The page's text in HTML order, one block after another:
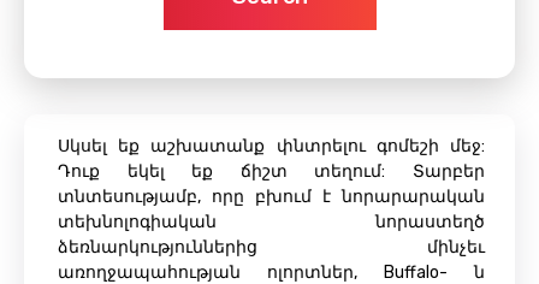
Սկսել եք աշխատանք փնտրելու գոմեշի մեջ:
Դուք եկել եք ճիշտ տեղում: Տարբեր
տնտեսությամբ, որը բխում է նորարարական
տեխնոլոգիական նորաստեղծ
ձեռնարկություններից մինչեւ
առողջապահության ոլորտներ, Buffalo- ն